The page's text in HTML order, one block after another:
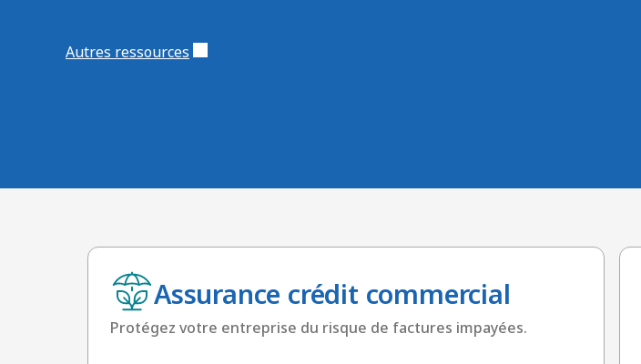
Autres ressources
Assurance crédit commercial
Protégez votre entreprise du risque de factures impayées.